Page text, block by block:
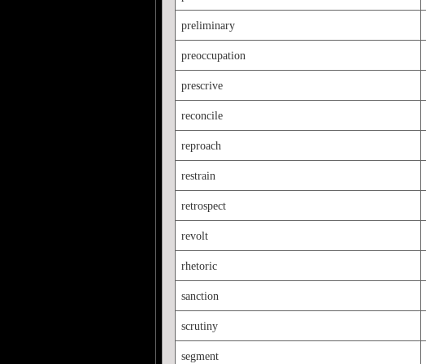
preliminary
preoccupation
prescrive
reconcile
reproach
restrain
retrospect
revolt
rhetoric
sanction
scrutiny
segment